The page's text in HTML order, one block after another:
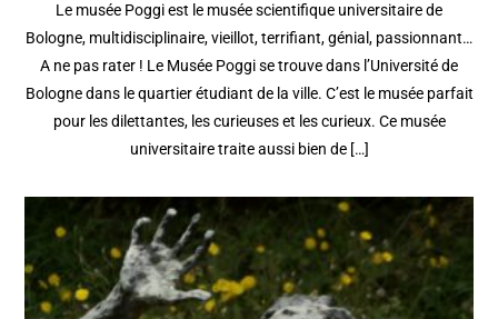
Le musée Poggi est le musée scientifique universitaire de
Bologne, multidisciplinaire, vieillot, terrifiant, génial, passionnant…
A ne pas rater ! Le Musée Poggi se trouve dans l’Université de
Bologne dans le quartier étudiant de la ville. C’est le musée parfait
pour les dilettantes, les curieuses et les curieux. Ce musée
universitaire traite aussi bien de […]